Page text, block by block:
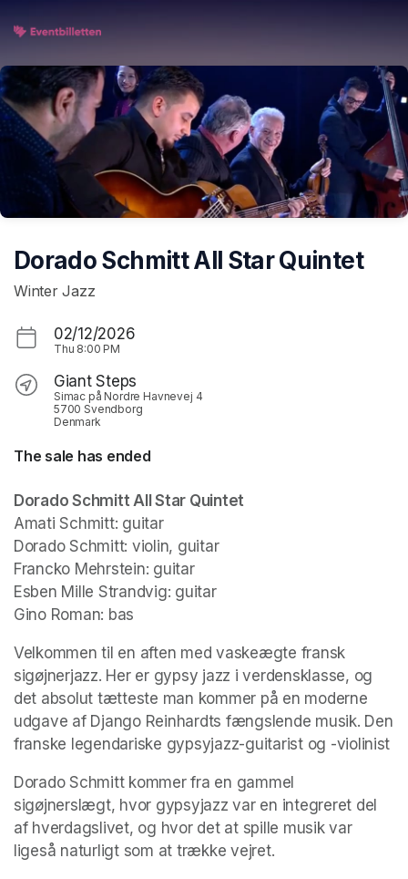
Dorado Schmitt All Star Quintet
Winter Jazz
02/12/2026
Thu 8:00 PM
Giant Steps
Simac på Nordre Havnevej 4
5700 Svendborg
Denmark
The sale has ended
Dorado Schmitt All Star Quintet
Amati Schmitt: guitar
Dorado Schmitt: violin, guitar
Francko Mehrstein: guitar
Esben Mille Strandvig: guitar
Gino Roman: bas
Velkommen til en aften med vaskeægte fransk
sigøjnerjazz. Her er gypsy jazz i verdensklasse, og
det absolut tætteste man kommer på en moderne
udgave af Django Reinhardts fængslende musik. Den
franske legendariske gypsyjazz-guitarist og -violinist
Dorado Schmitt kommer fra en gammel
sigøjnerslægt, hvor gypsyjazz var en integreret del
af hverdagslivet, og hvor det at spille musik var
ligeså naturligt som at trække vejret.